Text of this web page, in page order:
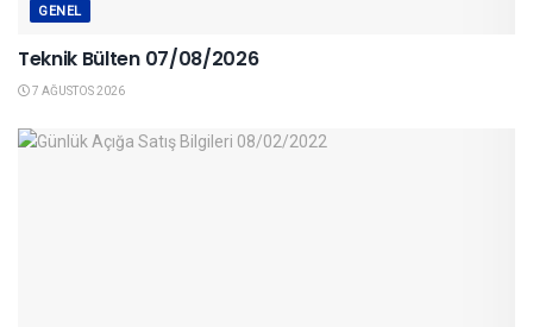
GENEL
Teknik Bülten 07/08/2026
7 AĞUSTOS 2026